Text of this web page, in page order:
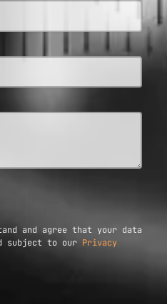
and agree that your data
subject to our Privacy